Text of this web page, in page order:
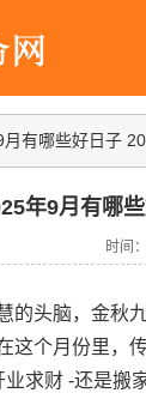
月有哪些好日子
年9月有哪
时间
的头脑，金秋
这个月份里，
求财 -还是搬